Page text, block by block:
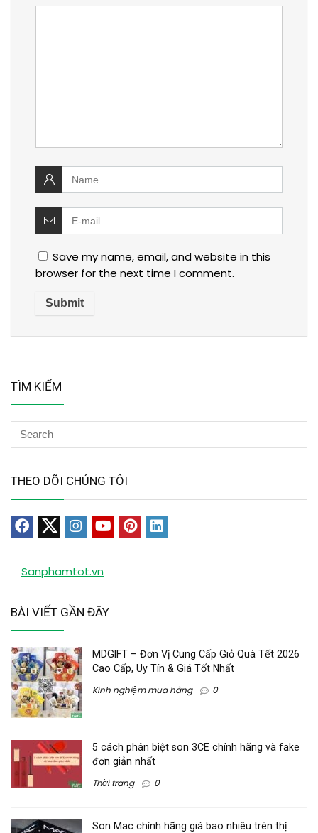
Save my name, email, and website in this
browser for the next time I comment.
TÌM KIẾM
THEO DÕI CHÚNG TÔI
Sanphamtot.vn
BÀI VIẾT GẦN ĐÂY
MDGIFT – Đơn Vị Cung Cấp Giỏ Quà Tết 2026
Cao Cấp, Uy Tín & Giá Tốt Nhất
Kinh nghiệm mua hàng 0
5 cách phân biệt son 3CE chính hãng và fake
đơn giản nhất
Thời trang 0
Son Mac chính hãng giá bao nhiêu trên thị